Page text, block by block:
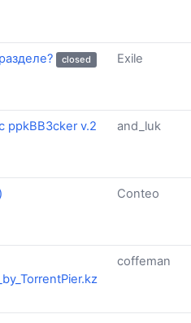
closed
Exile
ppkBB3cker v.2 and_luk
Conteo
coffeman